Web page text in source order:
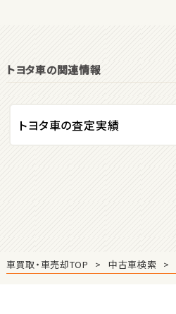
ダイハツ
トヨタ車の関連情報
トヨタ車の査定実績
車買取・車売却TOP 中古車検索